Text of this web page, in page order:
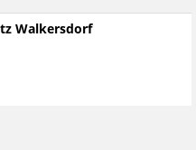
Walkersdorf